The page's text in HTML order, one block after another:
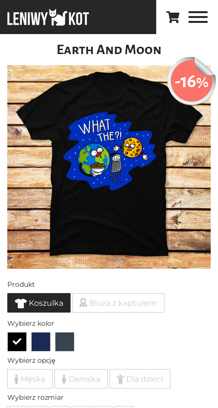
Earth And Moon
-16%
Produkt
Koszulka Bluza z kapturem
Wybierz kolor
Wybierz opcję
Męska Damska Dla dzieci
Wybierz rozmiar